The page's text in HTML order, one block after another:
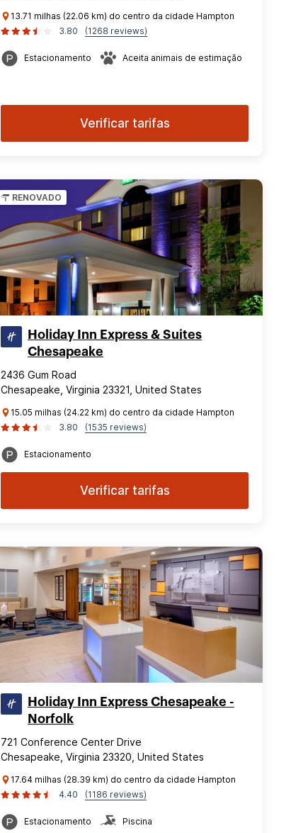
13.71 milhas (22.06 km) do centro da cidade Hampton
3.80
(1268 reviews)
Estacionamento Aceita animais de estimação
Verificar tarifas
RENOVADO
Holiday Inn Express & Suites
Chesapeake
2436 Gum Road
Chesapeake, Virginia 23321, United States
15.05 milhas (24.22 km) do centro da cidade Hampton
3.80
(1535 reviews)
Estacionamento
Verificar tarifas
Holiday Inn Express Chesapeake -
Norfolk
721 Conference Center Drive
Chesapeake, Virginia 23320, United States
17.64 milhas (28.39 km) do centro da cidade Hampton
4.40
(1186 reviews)
Estacionamento Piscina